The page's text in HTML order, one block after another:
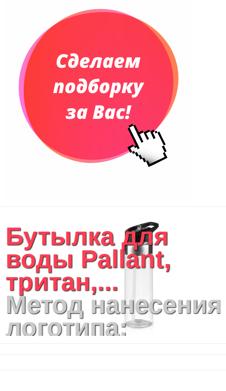
Планинги недатированные
Телефонные книжки
Сумки и Рюкзаки
Сумки для планшетов и ноутбуков
Рюкзаки
Конференц-сумки
Сумки для покупок промо
Несессеры и косметички
Сумки дорожные
Текстиль для ванной комнаты
Кухонные приспособления
Кухонный текстиль
Ножи разделочные доски
Фоторамки и фотоальбомы
Уход за обувью
Игрушки
Шкатулки
Декоративные подушки
Бутылка для
воды Pallant,
тритан,...
Метод нанесения
логотипа: